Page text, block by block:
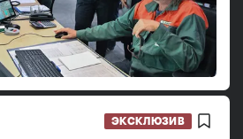
ЭКСКЛЮЗИВ